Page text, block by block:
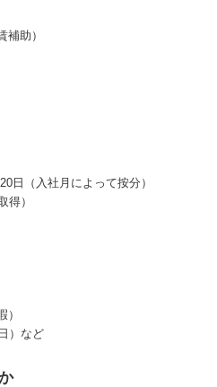
補助）
日（入社月によって按分）
得）
）など